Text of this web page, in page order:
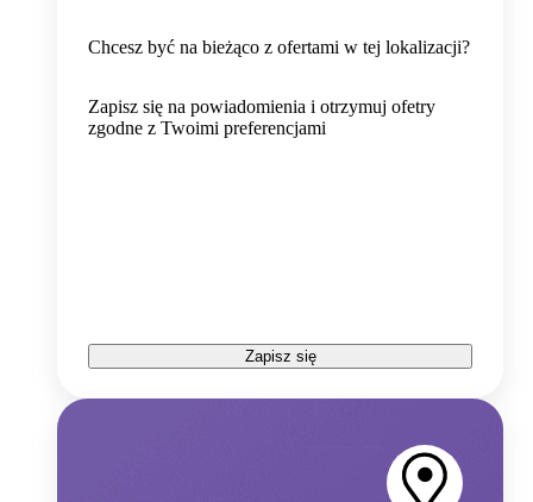
Chcesz być na bieżąco z ofertami w tej lokalizacji?
Zapisz się na powiadomienia i otrzymuj ofetry
zgodne z Twoimi preferencjami
Zapisz się